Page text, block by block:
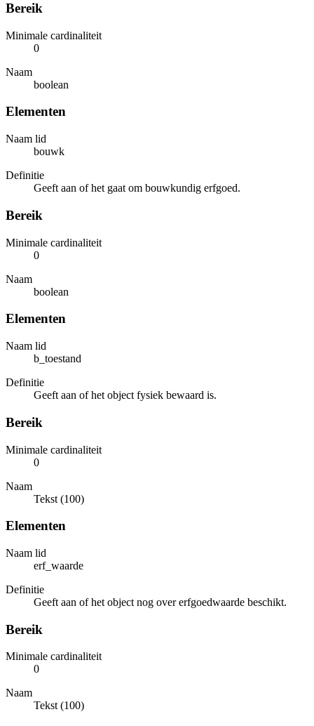
Bereik
Minimale cardinaliteit
0
Naam
boolean
Elementen
Naam lid
bouwk
Definitie
Geeft aan of het gaat om bouwkundig erfgoed.
Bereik
Minimale cardinaliteit
0
Naam
boolean
Elementen
Naam lid
b_toestand
Definitie
Geeft aan of het object fysiek bewaard is.
Bereik
Minimale cardinaliteit
0
Naam
Tekst (100)
Elementen
Naam lid
erf_waarde
Definitie
Geeft aan of het object nog over erfgoedwaarde beschikt.
Bereik
Minimale cardinaliteit
0
Naam
Tekst (100)